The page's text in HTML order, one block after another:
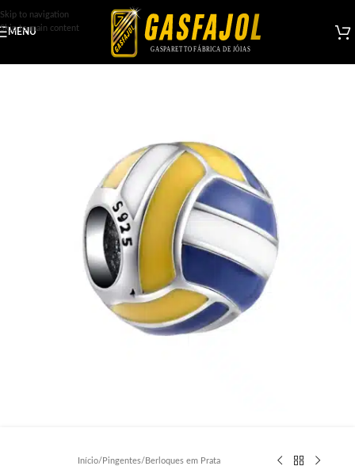
Skip to navigation
Skip to main content
MENU
Início/ Pingentes/ Berloques em Prata